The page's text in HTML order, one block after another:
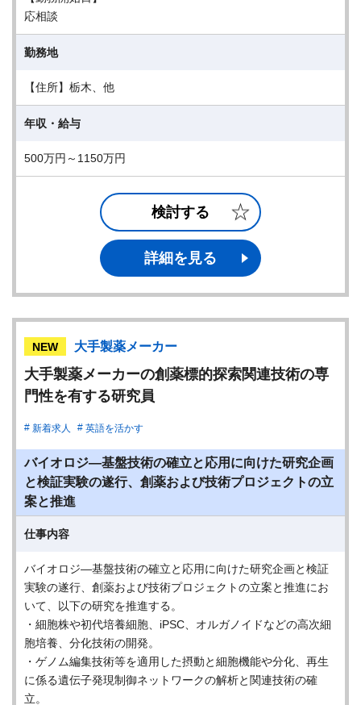
応相談
勤務地
【住所】栃木、他
年収・給与
500万円～1150万円
検討する
詳細を見る
NEW 大手製薬メーカー
大手製薬メーカーの創薬標的探索関連技術の専
門性を有する研究員
新着求人 英語を活かす
バイオロジ―基盤技術の確立と応用に向けた研究企画
と検証実験の遂行、創薬および技術プロジェクトの立
案と推進
仕事内容
バイオロジ―基盤技術の確立と応用に向けた研究企画と検証
実験の遂行、創薬および技術プロジェクトの立案と推進にお
いて、以下の研究を推進する。
・細胞株や初代培養細胞、iPSC、オルガノイドなどの高次細
胞培養、分化技術の開発。
・ゲノム編集技術等を適用した摂動と細胞機能や分化、再生
に係る遺伝子発現制御ネットワークの解析と関連技術の確
立。